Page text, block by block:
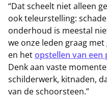
“Dat scheelt niet alleen
ook teleurstelling:
onderhoud is meestal
we onze leden graag met
en hetopstellen van
Denk aan vaste
schilderwerk, kitnaden,
van de schoorsteen.”